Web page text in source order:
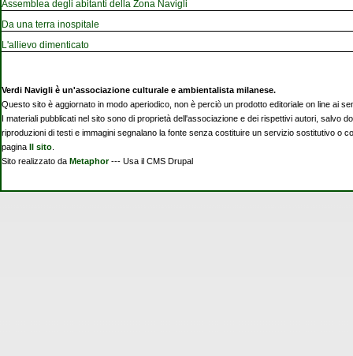
Assemblea degli abitanti della Zona Navigli
Da una terra inospitale
L'allievo dimenticato
Verdi Navigli è un'associazione culturale e ambientalista milanese.
Questo sito è aggiornato in modo aperiodico, non è perciò un prodotto editoriale on line ai
I materiali pubblicati nel sito sono di proprietà dell'associazione e dei rispettivi autori, salvo
riproduzioni di testi e immagini segnalano la fonte senza costituire un servizio sostitutivo o
pagina Il sito
Sito realizzato da Metaphor--- Usa il CMS Drupal